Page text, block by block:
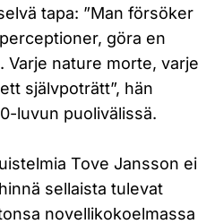
tapa: ”Man försöker
göra en
Varje nature morte, varje
självpoträtt”, hän
luvun puolivälissä.
Tove Jansson ei
sellaista tulevat
novellikokoelmassa